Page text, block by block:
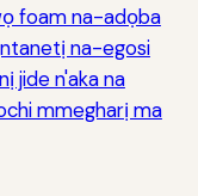
foam na-adọba
na-egosi
jide n'aka na
mmegharị ma